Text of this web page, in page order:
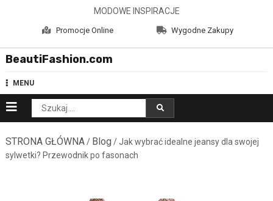
MODOWE INSPIRACJE
Promocje Online Wygodne Zakupy
BeautiFashion.com
MENU
Szukaj:
STRONA GŁÓWNA/ Blog / Jak wybrać idealne jeansy dla swojej
sylwetki? Przewodnik po fasonach